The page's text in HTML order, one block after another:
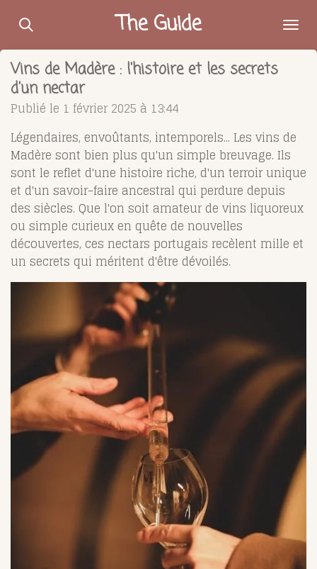
Passer
contenu
principal
The Guide
Vins de Madère : l'histoire et les secrets
d'un nectar
Publié le 1 février 2025 à 13:44
Légendaires, envoûtants, intemporels... Les vins de
Madère sont bien plus qu'un simple breuvage. Ils
sont le reflet d'une histoire riche, d'un terroir unique
et d'un savoir-faire ancestral qui perdure depuis
des siècles. Que l'on soit amateur de vins liquoreux
ou simple curieux en quête de nouvelles
découvertes, ces nectars portugais recèlent mille et
un secrets qui méritent d'être dévoilés.